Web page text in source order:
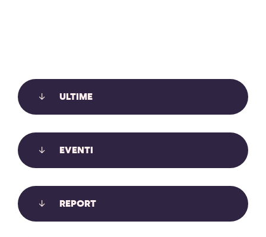
ULTIME
LE SLAPP: USARE I TRIBUNALI PER
METTERE A TACERE CHI DENUNCIA,
Le SLAPP usano i tribunali per mettere a tacere chi
EVENTI
REPORT